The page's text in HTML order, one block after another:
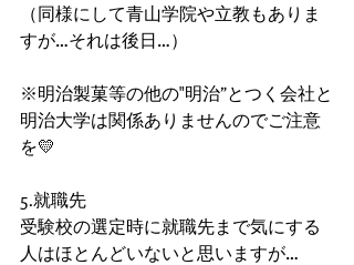
（同様にして青山学院や立教もありま
すが…それは後日…）
※明治製菓等の他の"明治”とつく会社と
明治大学は関係ありませんのでご注意
を💛
5.就職先
受験校の選定時に就職先まで気にする
人はほとんどいないと思いますが…